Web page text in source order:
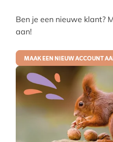
Ben je een nieuwe klant?
aan!
MAAK EEN NIEUW ACCOUNT